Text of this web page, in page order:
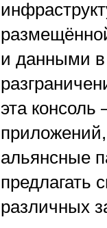
и данными
эта
альянсные
предлагать
различных